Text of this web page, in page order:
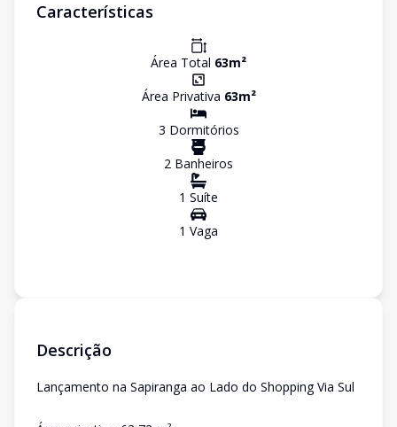
Características
Área Total 63m²
Área Privativa 63m²
3 Dormitórios
2 Banheiros
1 Suíte
1 Vaga
Descrição
Lançamento na Sapiranga ao Lado do Shopping Via Sul